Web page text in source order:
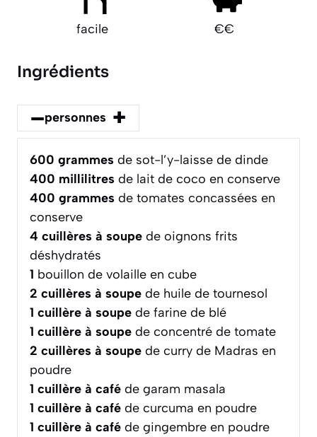
facile €€
Ingrédients
–personnes +
600 grammes de sot-l’y-laisse de dinde
400 millilitres de lait de coco en conserve
400 grammes de tomates concassées en
conserve
4 cuillères à soupe de oignons frits
déshydratés
1 bouillon de volaille en cube
2 cuillères à soupe de huile de tournesol
1 cuillère à soupe de farine de blé
1 cuillère à soupe de concentré de tomate
2 cuillères à soupe de curry de Madras en
poudre
1 cuillère à café de garam masala
1 cuillère à café de curcuma en poudre
1 cuillère à café de gingembre en poudre